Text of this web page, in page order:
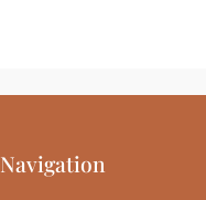
Navigation